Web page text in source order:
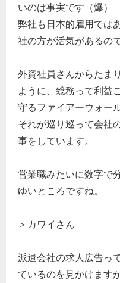
いのは事実です（爆）
弊社も日本的雇用では
社の方が活気があるの
外資社員さんからたま
ように、総務って利益
守るファイアーウォー
それが巡り巡って会社
事をしています。
営業職みたいに数字で
ゆいところですね。
＞カワイさん
派遣会社の求人広告っ
ているのを見かけます